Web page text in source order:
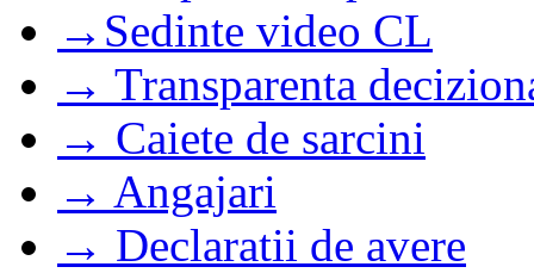
→Sedinte video CL
→ Transparenta
→ Caiete de sarcini
→ Angajari
→ Declaratii de avere